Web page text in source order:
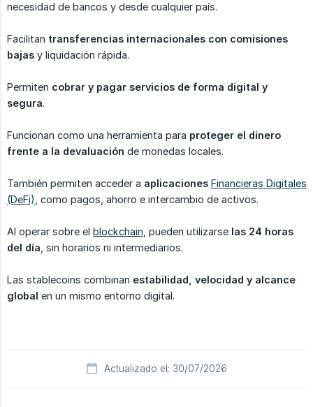
necesidad de bancos y desde cualquier país.
Facilitan transferencias internacionales con comisiones
bajas y liquidación rápida.
Permiten cobrar y pagar servicios de forma digital y
segura.
Funcionan como una herramienta para proteger el dinero
frente a la devaluación de monedas locales.
También permiten acceder a aplicaciones Financieras Digitales
(DeFi) , como pagos, ahorro e intercambio de activos.
Al operar sobre el blockchain , pueden utilizarse las 24 horas
del día , sin horarios ni intermediarios.
Las stablecoins combinan estabilidad, velocidad y alcance
global en un mismo entorno digital.
Actualizado el: 30/07/2026